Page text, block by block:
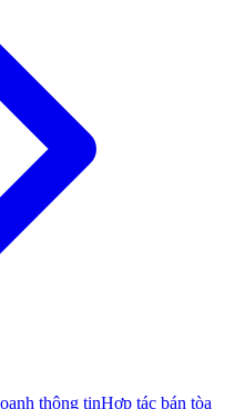
thông tinHợp tác bán tòa